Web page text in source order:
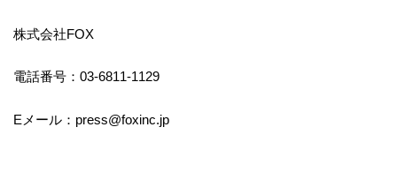
株式会社FOX
電話番号：03-6811-1129
Eメール：press@foxinc.jp